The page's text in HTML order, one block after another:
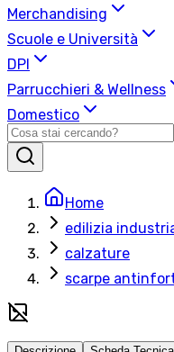
Merchandising
Scuole e Università
DPI
Parrucchieri & Wellness
Domestico
Home
edilizia
calzature
scarpe